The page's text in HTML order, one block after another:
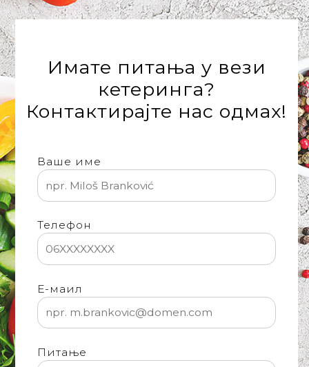
'
Имате питања у вези
кетеринга?
Контактирајте нас одмах!
Ваше име
Телефон
Е-маил
Питање